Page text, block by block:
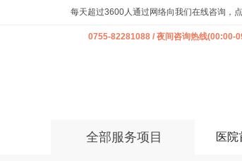
每天超过3600人通过网络向我们在线咨询，
0755-82281088 / 夜间咨询热线(00:00-
全部服务项目 医院